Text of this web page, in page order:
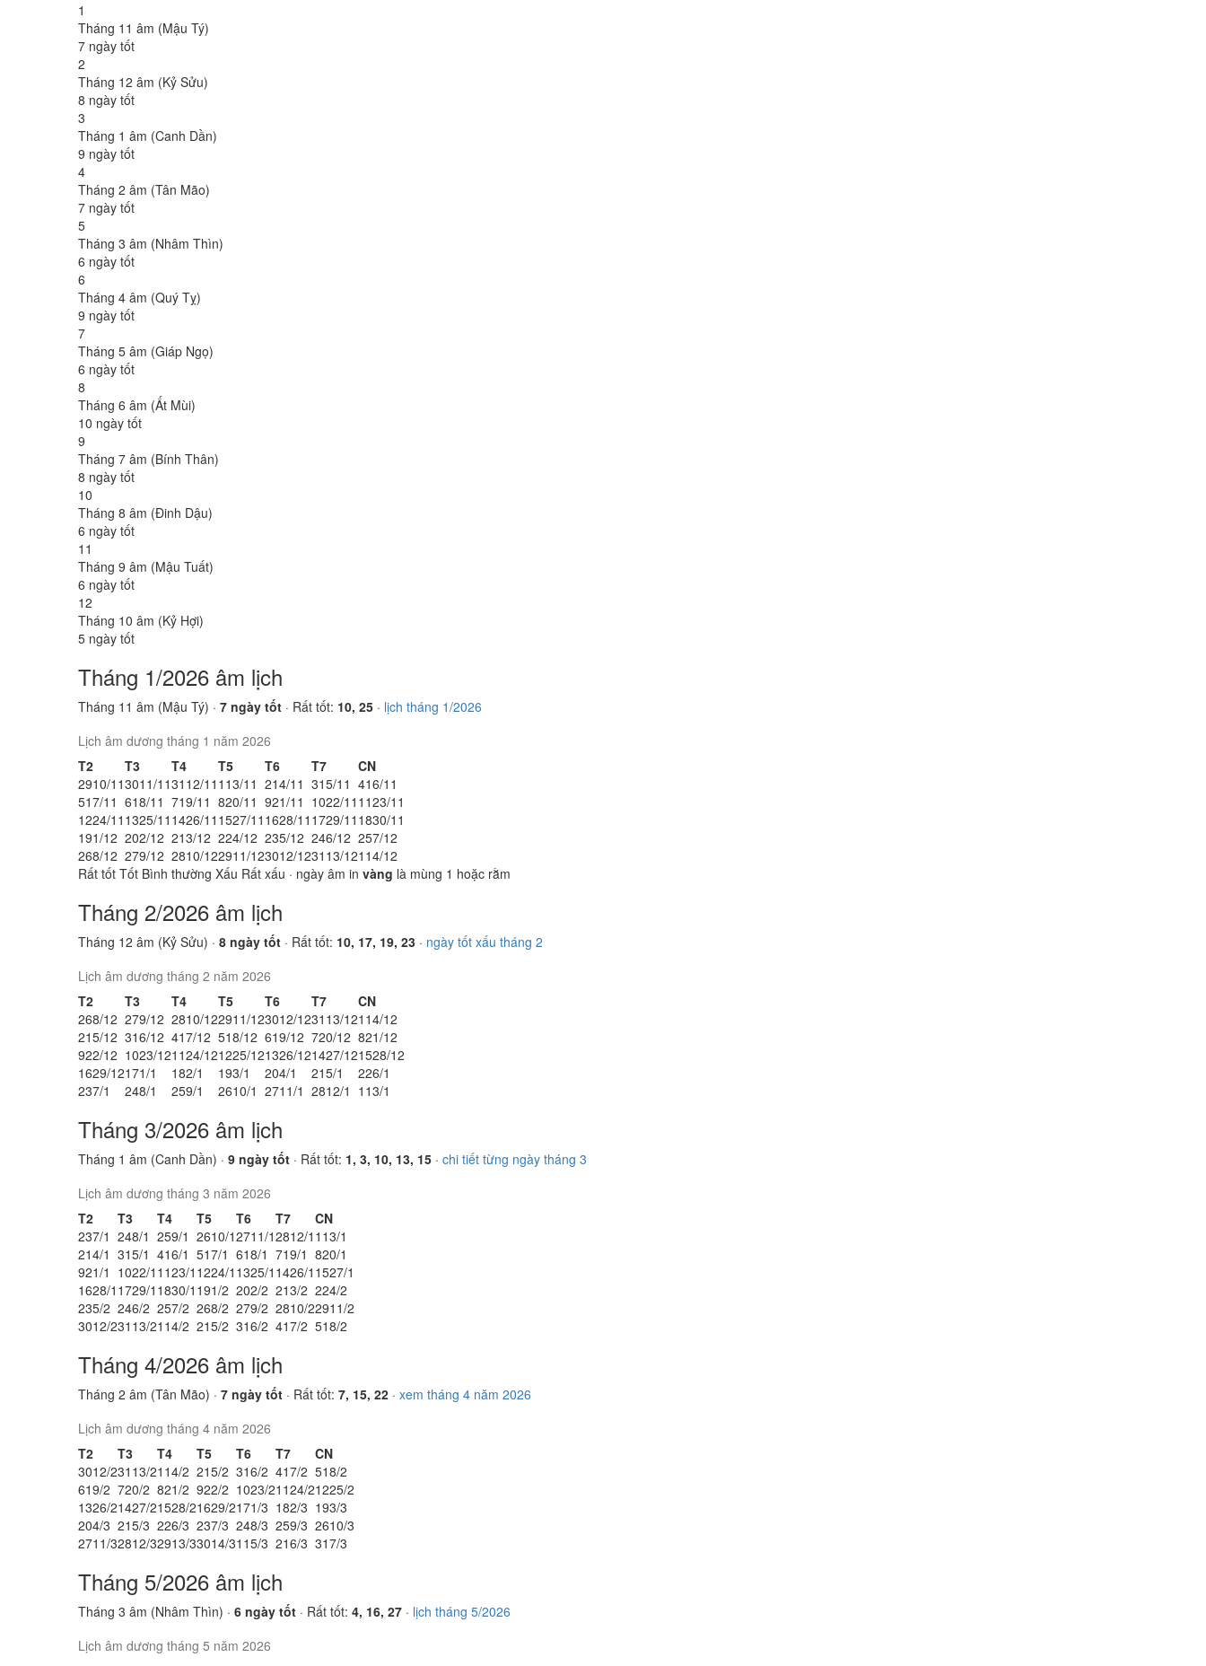
1
Tháng 11 âm (Mậu Tý)
7 ngày tốt
2
Tháng 12 âm (Kỷ Sửu)
8 ngày tốt
3
Tháng 1 âm (Canh Dần)
9 ngày tốt
4
Tháng 2 âm (Tân Mão)
7 ngày tốt
5
Tháng 3 âm (Nhâm Thìn)
6 ngày tốt
6
Tháng 4 âm (Quý Tỵ)
9 ngày tốt
7
Tháng 5 âm (Giáp Ngọ)
6 ngày tốt
8
Tháng 6 âm (Ất Mùi)
10 ngày tốt
9
Tháng 7 âm (Bính Thân)
8 ngày tốt
10
Tháng 8 âm (Đinh Dậu)
6 ngày tốt
11
Tháng 9 âm (Mậu Tuất)
6 ngày tốt
12
Tháng 10 âm (Kỷ Hợi)
5 ngày tốt
Tháng 1/2026 âm lịch
Tháng 11 âm (Mậu Tý) · 7 ngày tốt · Rất tốt: 10, 25 · lịch tháng 1/2026
Lịch âm dương tháng 1 năm 2026
T2
T3 T4 T5 T6 T7
CN
2910/113011/1131 12/11 1 13/11 214/11 315/11 416/11
517/11 618/11 719/11 820/11 921/11 1022/11 1123/11
1224/11 1325/11 1426/11 1527/11 1628/11 1729/11 1830/11
191/12 202/12 213/12 224/12 235/12 246/12 257/12
268/12 279/12 2810/122911/123012/1231 13/121 14/12
Rất tốt Tốt Bình thường Xấu Rất xấu · ngày âm in vàng là mùng 1 hoặc rằm
Tháng 2/2026 âm lịch
Tháng 12 âm (Kỷ Sửu) · 8 ngày tốt · Rất tốt: 10, 17, 19, 23 · ngày tốt xấu tháng 2
Lịch âm dương tháng 2 năm 2026
T2
T3 T4 T5 T6 T7
CN
268/12 279/12 2810/122911/123012/1231 13/121 14/12
215/12 316/12 417/12 518/12 619/12 720/12 821/12
922/12 1023/121124/121225/121326/121427/121528/12
1629/12171/1 182/1 193/1 204/1 215/1 226/1
237/1 248/1 259/1 2610/1 2711/1 2812/1 1 13/1
Tháng 3/2026 âm lịch
Tháng 1 âm (Canh Dần) · 9 ngày tốt · Rất tốt: 1, 3, 10, 13, 15 · chi tiết từng ngày tháng 3
Lịch âm dương tháng 3 năm 2026
T2
T3 T4 T5 T6 T7
CN
237/1 248/1 259/1 2610/12711/12812/1 1 13/1
214/1 315/1 416/1 517/1 618/1 719/1 820/1
921/1 1022/1 1123/1 1224/1 1325/1 1426/1 1527/1
1628/1 1729/1 1830/1 191/2 202/2 213/2 224/2
235/2 246/2 257/2 268/2 279/2 2810/22911/2
3012/231 13/21 14/2 215/2 316/2 417/2 518/2
Tháng 4/2026 âm lịch
Tháng 2 âm (Tân Mão) · 7 ngày tốt · Rất tốt: 7, 15, 22 · xem tháng 4 năm 2026
Lịch âm dương tháng 4 năm 2026
T2
T3 T4 T5 T6 T7
CN
3012/231 13/21 14/2 215/2 316/2 417/2 518/2
619/2 720/2 821/2 922/2 1023/21124/21225/2
1326/21427/21528/21629/2171/3 182/3 193/3
204/3 215/3 226/3 237/3 248/3 259/3 2610/3
2711/32812/32913/33014/31 15/3 216/3 317/3
Tháng 5/2026 âm lịch
Tháng 3 âm (Nhâm Thìn) · 6 ngày tốt · Rất tốt: 4, 16, 27 · lịch tháng 5/2026
Lịch âm dương tháng 5 năm 2026